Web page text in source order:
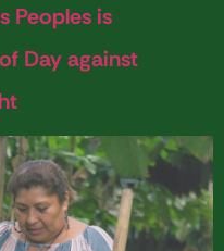
Peoples is
Day against